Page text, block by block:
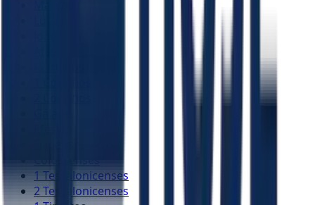
1 Tessalonicenses
2 Tessalonicenses